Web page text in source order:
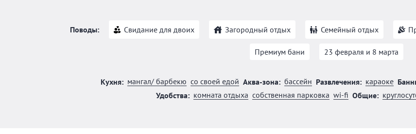
Поводы: Свидание для двоих Загородный отдых Семейный отдых
Премиум бани 23 февраля и 8 марта
Кухня: мангал/ барбекю со своей едой Аква-зона: бассейн Развлечения: караоке
Удобства: комната отдыха собственная парковка wi-fi Общие: